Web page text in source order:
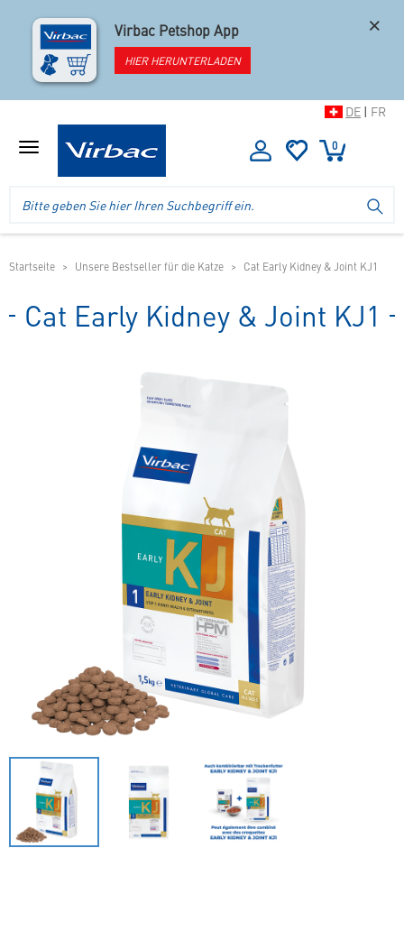
Virbac Petshop App
HIER HERUNTERLADEN
×
DE | FR
Menü
Virbac
Ihr
Shop
spezielles
Tierfutter
0
Header
mobilen
Startseite Unsere Bestseller für die Katze Cat Early Kidney & Joint KJ1
Cat Early Kidney & Joint KJ1